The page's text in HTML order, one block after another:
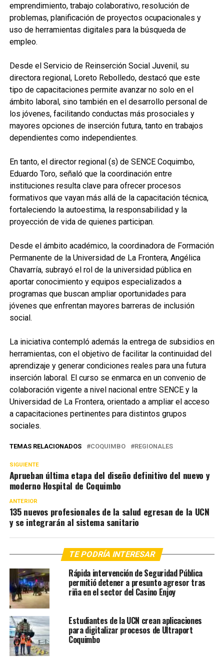
emprendimiento, trabajo colaborativo, resolución de
problemas, planificación de proyectos ocupacionales y
uso de herramientas digitales para la búsqueda de
empleo.
Desde el Servicio de Reinserción Social Juvenil, su
directora regional, Loreto Rebolledo, destacó que este
tipo de capacitaciones permite avanzar no solo en el
ámbito laboral, sino también en el desarrollo personal de
los jóvenes, facilitando conductas más prosociales y
mayores opciones de inserción futura, tanto en trabajos
dependientes como independientes.
En tanto, el director regional (s) de SENCE Coquimbo,
Eduardo Toro, señaló que la coordinación entre
instituciones resulta clave para ofrecer procesos
formativos que vayan más allá de la capacitación técnica,
fortaleciendo la autoestima, la responsabilidad y la
proyección de vida de quienes participan.
Desde el ámbito académico, la coordinadora de Formación
Permanente de la Universidad de La Frontera, Angélica
Chavarría, subrayó el rol de la universidad pública en
aportar conocimiento y equipos especializados a
programas que buscan ampliar oportunidades para
jóvenes que enfrentan mayores barreras de inclusión
social.
La iniciativa contempló además la entrega de subsidios en
herramientas, con el objetivo de facilitar la continuidad del
aprendizaje y generar condiciones reales para una futura
inserción laboral. El curso se enmarca en un convenio de
colaboración vigente a nivel nacional entre SENCE y la
Universidad de La Frontera, orientado a ampliar el acceso
a capacitaciones pertinentes para distintos grupos
sociales.
TEMAS RELACIONADOS COQUIMBO REGIONALES
SIGUIENTE
Aprueban última etapa del diseño definitivo del nuevo y
moderno Hospital de Coquimbo
ANTERIOR
135 nuevos profesionales de la salud egresan de la UCN
y se integrarán al sistema sanitario
TE PODRÍA INTERESAR
Rápida intervención de Seguridad Pública
permitió detener a presunto agresor tras
riña en el sector del Casino Enjoy
Estudiantes de la UCN crean aplicaciones
para digitalizar procesos de Ultraport
Coquimbo